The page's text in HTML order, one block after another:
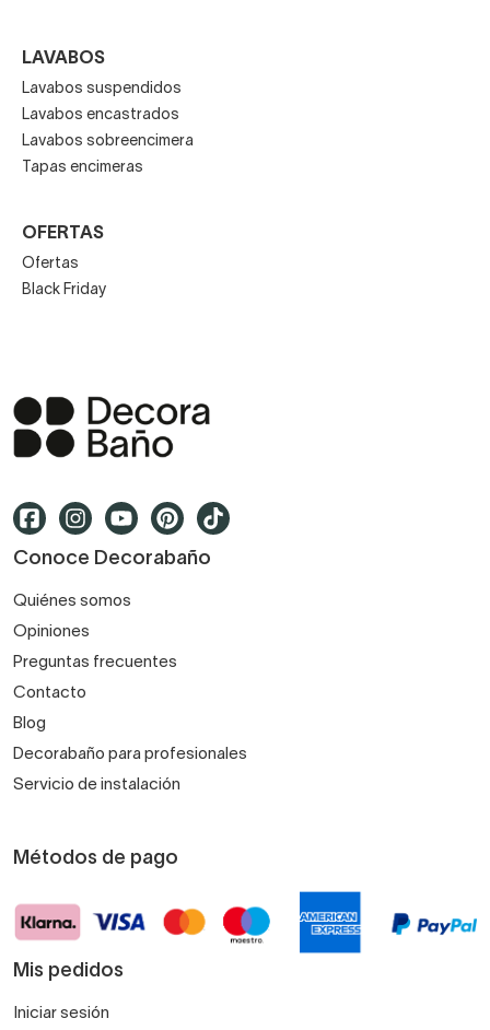
LAVABOS
Lavabos suspendidos
Lavabos encastrados
Lavabos sobreencimera
Tapas encimeras
OFERTAS
Ofertas
Black Friday
Conoce Decorabaño
Quiénes somos
Opiniones
Preguntas frecuentes
Contacto
Blog
Decorabaño para profesionales
Servicio de instalación
Métodos de pago
Mis pedidos
Iniciar sesión